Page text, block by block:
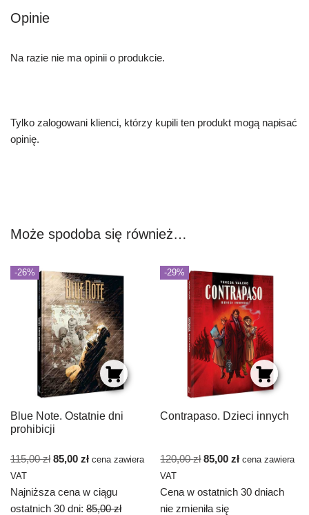
Opinie
Na razie nie ma opinii o produkcie.
Tylko zalogowani klienci, którzy kupili ten produkt mogą napisać
opinię.
Może spodoba się również…
-26%
Blue Note. Ostatnie dni
prohibicji
115,00zł 85,00 zł cena zawiera
VAT
Najniższa cena w ciągu
ostatnich 30 dni: 85,00 zł
-29%
Contrapaso. Dzieci innych
120,00zł 85,00zł cena zawiera
VAT
Cena w ostatnich 30 dniach
nie zmieniła się